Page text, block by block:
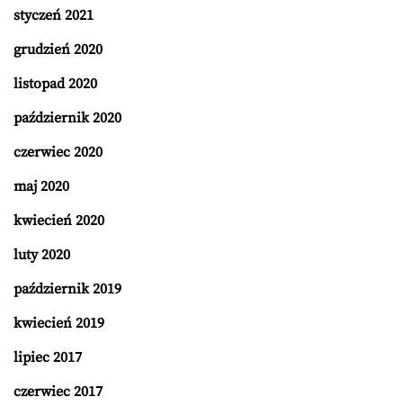
styczeń 2021
grudzień 2020
listopad 2020
październik 2020
czerwiec 2020
maj 2020
kwiecień 2020
luty 2020
październik 2019
kwiecień 2019
lipiec 2017
czerwiec 2017